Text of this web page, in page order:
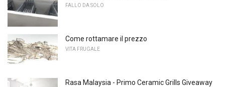
FALLO DA SOLO
Come rottamare il prezzo
VITA FRUGALE
Rasa Malaysia - Primo Ceramic Grills Giveaway